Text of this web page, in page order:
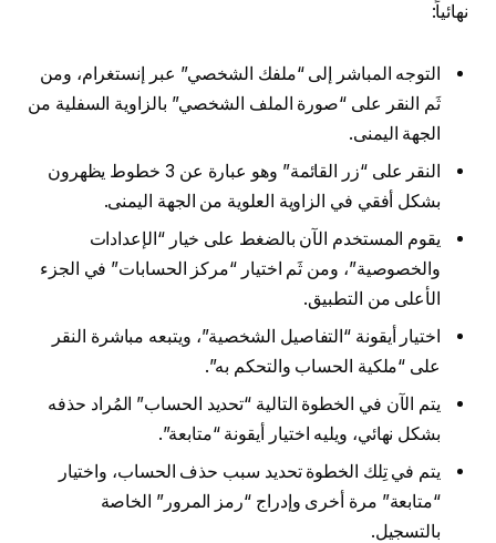
نهائياً:
التوجه المباشر إلى “ملفك الشخصي” عبر إنستغرام، ومن
ثَم النقر على “صورة الملف الشخصي” بالزاوية السفلية من
الجهة اليمنى.
النقر على “زر القائمة” وهو عبارة عن 3 خطوط يظهرون
بشكل أفقي في الزاوية العلوية من الجهة اليمنى.
يقوم المستخدم الآن بالضغط على خيار “الإعدادات
والخصوصية”، ومن ثَم اختيار “مركز الحسابات” في الجزء
الأعلى من التطبيق.
اختيار أيقونة “التفاصيل الشخصية”، ويتبعه مباشرة النقر
على “ملكية الحساب والتحكم به”.
يتم الآن في الخطوة التالية “تحديد الحساب” المُراد حذفه
بشكل نهائي، ويليه اختيار أيقونة “متابعة”.
يتم في تِلك الخطوة تحديد سبب حذف الحساب، واختيار
“متابعة” مرة أخرى وإدراج “رمز المرور” الخاصة
بالتسجيل.